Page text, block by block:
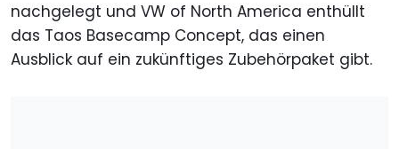
nachgelegt und VW of North America enthüllt
das Taos Basecamp Concept, das einen
Ausblick auf ein zukünftiges Zubehörpaket gibt.